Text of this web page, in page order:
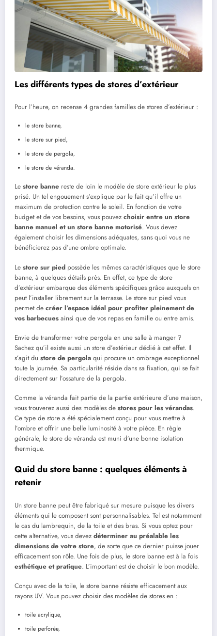
Les différents types de stores d’extérieur
Pour l’heure, on recense 4 grandes familles de stores d’extérieur :
le store banne,
le store sur pied,
le store de pergola,
le store de véranda.
Le store banne reste de loin le modèle de store extérieur le plus
prisé. Un tel engouement s’explique par le fait qu’il offre un
maximum de protection contre le soleil. En fonction de votre
budget et de vos besoins, vous pouvez choisir entre un store
banne manuel et un store banne motorisé. Vous devez
également choisir les dimensions adéquates, sans quoi vous ne
bénéficierez pas d’une ombre optimale.
Le store sur pied possède les mêmes caractéristiques que le store
banne, à quelques détails près. En effet, ce type de store
d’extérieur embarque des éléments spécifiques grâce auxquels on
peut l’installer librement sur la terrasse. Le store sur pied vous
permet de créer l’espace idéal pour profiter pleinement de
vos barbecues ainsi que de vos repas en famille ou entre amis.
Envie de transformer votre pergola en une salle à manger ?
Sachez qu’il existe aussi un store d’extérieur dédié à cet effet. Il
s’agit du store de pergola qui procure un ombrage exceptionnel
toute la journée. Sa particularité réside dans sa fixation, qui se fait
directement sur l’ossature de la pergola.
Comme la véranda fait partie de la partie extérieure d’une maison,
vous trouverez aussi des modèles de stores pour les vérandas.
Ce type de store a été spécialement conçu pour vous mettre à
l’ombre et offrir une belle luminosité à votre pièce. En règle
générale, le store de véranda est muni d’une bonne isolation
thermique.
Quid du store banne : quelques éléments à
retenir
Un store banne peut être fabriqué sur mesure puisque les divers
éléments qui le composent sont personnalisables. Tel est notamment
le cas du lambrequin, de la toile et des bras. Si vous optez pour
cette alternative, vous devez déterminer au préalable les
dimensions de votre store, de sorte que ce dernier puisse jouer
efficacement son rôle. Une fois de plus, le store banne est à la fois
esthétique et pratique. L’important est de choisir le bon modèle.
Conçu avec de la toile, le store banne résiste efficacement aux
rayons UV. Vous pouvez choisir des modèles de stores en :
toile acrylique,
toile perforée,